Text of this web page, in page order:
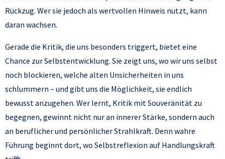
Rückzug. Wer sie jedoch als wertvollen Hinweis nutzt, kann
daran wachsen.
Gerade die Kritik, die uns besonders triggert, bietet eine
Chance zur Selbstentwicklung. Sie zeigt uns, wo wir uns selbst
noch blockieren, welche alten Unsicherheiten in uns
schlummern – und gibt uns die Möglichkeit, sie endlich
bewusst anzugehen. Wer lernt, Kritik mit Souveränität zu
begegnen, gewinnt nicht nur an innerer Stärke, sondern auch
an beruflicher und persönlicher Strahlkraft. Denn wahre
Führung beginnt dort, wo Selbstreflexion auf Handlungskraft